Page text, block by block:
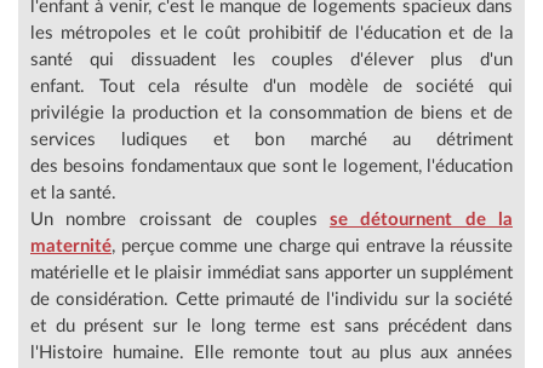
l'enfant à venir, c'est le manque de logements spacieux dans
les métropoles et le coût prohibitif de l'éducation et de la
santé qui dissuadent les couples d'élever plus d'un
enfant. Tout cela résulte d'un modèle de société qui
privilégie la production et la consommation de biens et de
services ludiques et bon marché au détriment
des besoins fondamentaux que sont le logement, l'éducation
et la santé.
Un nombre croissant de couples se détournent de la
maternité, perçue comme une charge qui entrave la réussite
matérielle et le plaisir immédiat sans apporter un supplément
de considération. Cette primauté de l'individu sur la société
et du présent sur le long terme est sans précédent dans
l'Histoire humaine. Elle remonte tout au plus aux années